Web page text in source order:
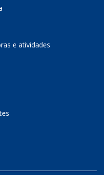
e atividades